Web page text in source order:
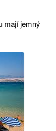
mají jemný